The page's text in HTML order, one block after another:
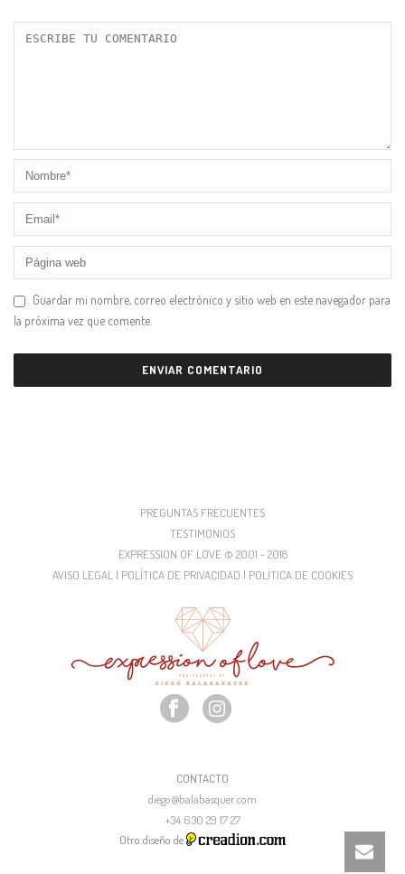
Guardar mi nombre, correo electrónico y sitio web en este navegador para
la próxima vez que comente.
PREGUNTAS FRECUENTES
TESTIMONIOS
EXPRESSION OF LOVE © 2001 - 2018
AVISO LEGAL | POLÍTICA DE PRIVACIDAD | POLÍTICA DE COOKIES
CONTACTO
diego@balabasquer.com
+34 630 29 17 27
Otro diseño de